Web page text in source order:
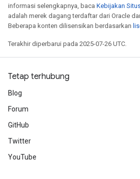
informasi selengkapnya, baca Kebijakan
adalah merek dagang terdaftar dari Oracle
Beberapa konten dilisensikan berdasarkan
Terakhir diperbarui pada 2025-07-26 UTC.
Tetap terhubung
Blog
Forum
GitHub
Twitter
YouTube